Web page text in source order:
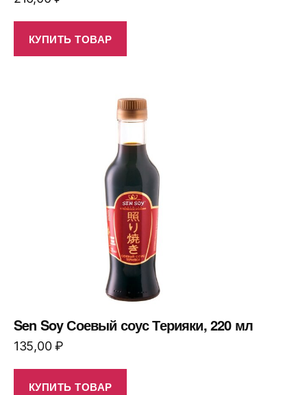
КУПИТЬ ТОВАР
Sen Soy Соевый соус Терияки, 220 мл
135,00₽
КУПИТЬ ТОВАР